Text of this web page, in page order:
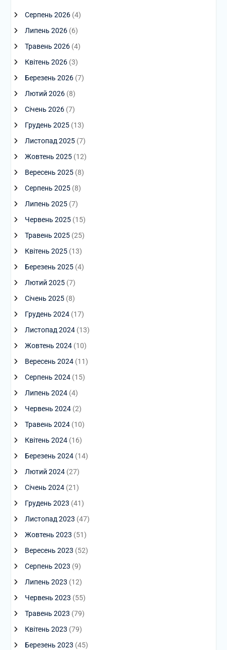
Серпень 2026(4)
Липень 2026(6)
Травень 2026(4)
Квітень 2026(3)
Березень 2026(7)
Лютий 2026(8)
Січень 2026(7)
Грудень 2025(13)
Листопад 2025(7)
Жовтень 2025(12)
Вересень 2025(8)
Серпень 2025(8)
Липень 2025(7)
Червень 2025(15)
Травень 2025(25)
Квітень 2025(13)
Березень 2025(4)
Лютий 2025(7)
Січень 2025(8)
Грудень 2024(17)
Листопад 2024(13)
Жовтень 2024(10)
Вересень 2024(11)
Серпень 2024(15)
Липень 2024(4)
Червень 2024(2)
Травень 2024(10)
Квітень 2024(16)
Березень 2024(14)
Лютий 2024(27)
Січень 2024(21)
Грудень 2023 (41)
Листопад 2023 (47)
Жовтень 2023 (51)
Вересень 2023 (52)
Серпень 2023 (9)
Липень 2023 (12)
Червень 2023 (55)
Травень 2023 (79)
Квітень 2023 (79)
Березень 2023 (45)